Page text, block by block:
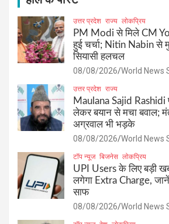
उत्तर प्रदेश राज्य लोकप्रिय
PM Modi से मिले CM
हुई चर्चा; Nitin Nabin से
सियासी हलचल
08/08/2026 World News
उत्तर प्रदेश राज्य
Maulana Sajid Rashidi
लेकर बयान से मचा बवाल;
अग्रवाल भी भड़के
08/08/2026 World News
टॉप न्यूज बिजनेस लोकप्रिय
UPI Users के लिए बड़ी
लगेगा Extra Charge,
साफ
08/08/2026 World News